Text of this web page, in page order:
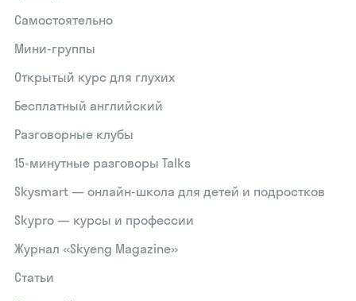
Самостоятельно
Мини-группы
Открытый курс для глухих
Бесплатный английский
Разговорные клубы
15‑минутные разговоры Talks
Skysmart — онлайн-школа для детей и подростков
Skypro — курсы и профессии
Журнал «Skyeng Magazine»
Статьи